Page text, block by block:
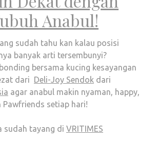
Anabul!
sudah tahu kan kalau posisi
banyak arti tersembunyi?
bersama kucing kesayangan
dari
Deli-Joy Sendok dari
agar anabul makin nyaman, happy,
Pawfriends setiap hari!
sudah tayang di VRITIMES